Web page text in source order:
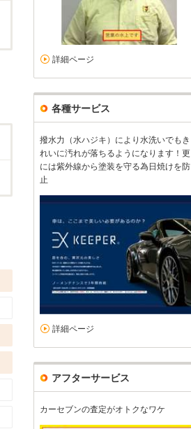
詳細ページ
各種サービス
撥水力（水ハジキ）により水洗いでもき
れいに汚れが落ちるようになります！更
には紫外線から塗装を守る為日焼けを防
止
詳細ページ
アフターサービス
カーセブンの査定がオトクなワケ